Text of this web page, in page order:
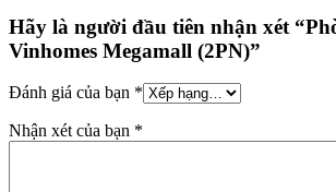
Hãy là người đầu tiên nhận xét
Vinhomes Megamall (2PN)”
Đánh giá của bạn *
Nhận xét của bạn *